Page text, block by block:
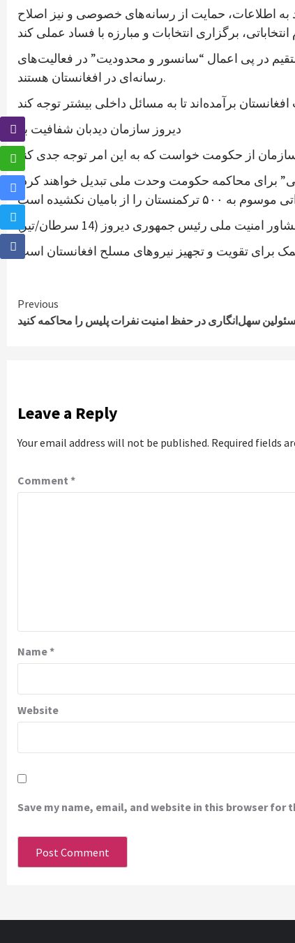
به اطلاعات، حمایت از رسانه‌های خصوصی و نیز اصلاح
در پی اعمال “سانسور و محدودیت” در فعالیت‌های
رسانه‌ای در افغانستان هستند.
دیروز سازمان دیدبان شفافیت بر
برای محاکمه حکومت وحدت ملی تبدیل خواهند کرد،
امنیت ملی رئیس جمهوری دیروز (14 سرطان/تیر)
Continue
Reading
Previous
سهل‌انگاری در حفظ امنیت نفرات پلیس را محاکمه کنید
Leave a Reply
Your email address will not be published. Required fields
Comment *
Name*
Website
Save my name, email, and website in this browser for